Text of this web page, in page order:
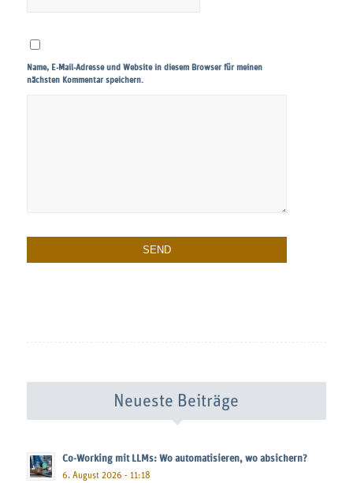
Name, E-Mail-Adresse und Website in diesem Browser für meinen
nächsten Kommentar speichern.
Neueste Beiträge
Co-Working mit LLMs: Wo automatisieren, wo absichern?
6. August 2026 - 11:18